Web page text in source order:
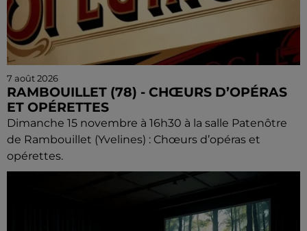
7 août 2026
RAMBOUILLET (78) - CHŒURS D’OPÉRAS
ET OPÉRETTES
Dimanche 15 novembre à 16h30 à la salle Patenôtre
de Rambouillet (Yvelines) : Chœurs d’opéras et
opérettes.